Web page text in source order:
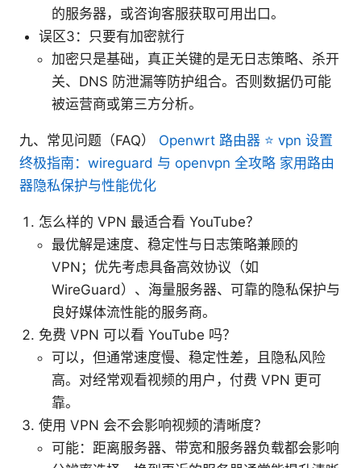
的服务器，或咨询客服获取可用出口。
误区3：只要有加密就行
加密只是基础，真正关键的是无日志策略、杀开
关、DNS 防泄漏等防护组合。否则数据仍可能
被运营商或第三方分析。
九、常见问题（FAQ） Openwrt 路由器 ⭐ vpn 设置
终极指南：wireguard 与 openvpn 全攻略 家用路由
器隐私保护与性能优化
怎么样的 VPN 最适合看 YouTube？
最优解是速度、稳定性与日志策略兼顾的
VPN；优先考虑具备高效协议（如
WireGuard）、海量服务器、可靠的隐私保护与
良好媒体流性能的服务商。
免费 VPN 可以看 YouTube 吗？
可以，但通常速度慢、稳定性差，且隐私风险
高。对经常观看视频的用户，付费 VPN 更可
靠。
使用 VPN 会不会影响视频的清晰度？
可能：距离服务器、带宽和服务器负载都会影响